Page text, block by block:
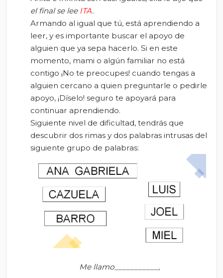
el final se lee ITA.
Armando al igual que tú, está aprendiendo a
leer, y es importante buscar el apoyo de
alguien que ya sepa hacerlo. Si en este
momento, mami o algún familiar no está
contigo ¡No te preocupes! cuando tengas a
alguien cercano a quien preguntarle o pedirle
apoyo, ¡Díselo! seguro te apoyará para
continuar aprendiendo.
Siguiente nivel de dificultad, tendrás que
descubrir dos rimas y dos palabras intrusas del
siguiente grupo de palabras:
Me llamo___________,